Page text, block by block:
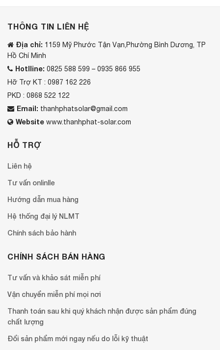
THÔNG TIN LIÊN HỆ
Địa chỉ: 1159 Mỹ Phước Tận Vạn,Phường Bình Dương, TP
Hồ Chí Minh
Hotlline: 0825 588 599 – 0935 866 955
Hỡ Trợ KT : 0987 162 226
PKD : 0868 522 122
Email: thanhphatsolar@gmail.com
Website www.thanhphat-solar.com
HỖ TRỢ
Liên hệ
Tư vấn onlinlle
Hướng dẫn mua hàng
Hệ thống đại lý NLMT
Chính sách bảo hành
CHÍNH SÁCH BÁN HÀNG
Tư vấn và khảo sát miễn phí
Vận chuyển miễn phí mọi nơi
Thanh toán sau khi quý khách nhận được sản phẩm đúng
chất lượng
Đổi sản phẩm mới ngay nếu do lỗi kỹ thuật